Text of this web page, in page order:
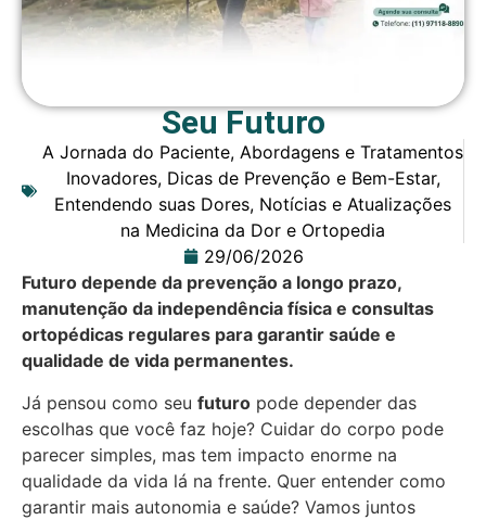
Seu Futuro
A Jornada do Paciente, Abordagens e Tratamentos
Inovadores, Dicas de Prevenção e Bem-Estar,
Entendendo suas Dores, Notícias e Atualizações
na Medicina da Dor e Ortopedia
29/06/2026
Futuro depende da prevenção a longo prazo,
manutenção da independência física e consultas
ortopédicas regulares para garantir saúde e
qualidade de vida permanentes.
Já pensou como seu futuro pode depender das
escolhas que você faz hoje? Cuidar do corpo pode
parecer simples, mas tem impacto enorme na
qualidade da vida lá na frente. Quer entender como
garantir mais autonomia e saúde? Vamos juntos